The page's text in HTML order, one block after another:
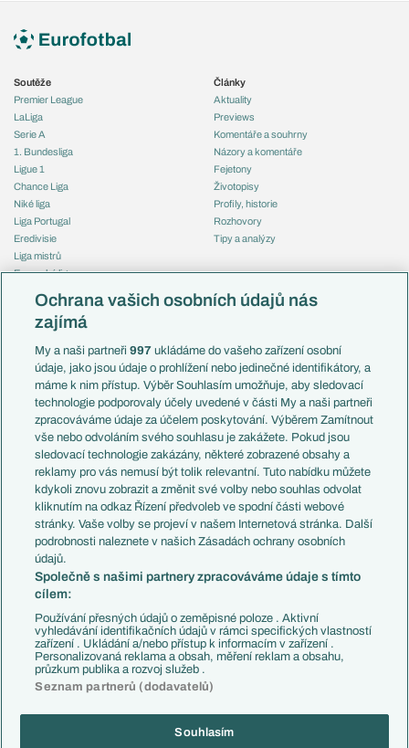
Soutěže
Premier League
LaLiga
Serie A
1. Bundesliga
Ligue 1
Chance Liga
Niké liga
Liga Portugal
Eredivisie
Liga mistrů
Evropská liga
Mistrovství světa
Liga národů
Témata
Představení týmů MS
EuroSkauting
PL v kostce
Evropské koeficienty
Přestupy
Přestupové spekulace
Zranění
Kluby
Arsenal FC
Chelsea FC
Manchester United
AC Milán
Juventus FC
Bayern Mnichov
FC Barcelona
Real Madrid
Články
Aktuality
Previews
Komentáře a souhrny
Názory a komentáře
Fejetony
Životopisy
Profily, historie
Rozhovory
Tipy a analýzy
Česko
Francie
Itálie
Německo
Španělsko
Argentina
Brazílie
Přestupy
Zápasy
Livescore
Tipovací soutěž
Ochrana vašich osobních údajů nás
zajímá
My a naši partneři997 ukládáme do vašeho zařízení osobní
údaje, jako jsou údaje o prohlížení nebo jedinečné identifikátory, a
máme k nim přístup. Výběr Souhlasím umožňuje, aby sledovací
technologie podporovaly účely uvedené v části My a naši partneři
zpracováváme údaje za účelem poskytování. Výběrem Zamítnout
vše nebo odvoláním svého souhlasu je zakážete. Pokud jsou
sledovací technologie zakázány, některé zobrazené obsahy a
reklamy pro vás nemusí být tolik relevantní. Tuto nabídku můžete
kdykoli znovu zobrazit a změnit své volby nebo souhlas odvolat
kliknutím na odkaz Řízení předvoleb ve spodní části webové
stránky. Vaše volby se projeví v našem Internetová stránka. Další
podrobnosti naleznete v našich Zásadách ochrany osobních
údajů.
Společně s našimi partnery zpracováváme údaje s tímto
cílem:
Používání přesných údajů o zeměpisné poloze . Aktivní
vyhledávání identifikačních údajů v rámci specifických vlastností
zařízení . Ukládání a/nebo přístup k informacím v zařízení .
Personalizovaná reklama a obsah, měření reklam a obsahu,
průzkum publika a rozvoj služeb .
Seznam partnerů (dodavatelů)
Souhlasím